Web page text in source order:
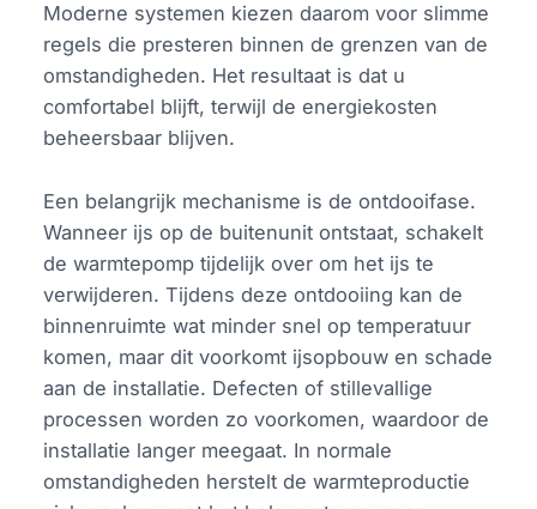
Moderne systemen kiezen daarom voor slimme
regels die presteren binnen de grenzen van de
omstandigheden. Het resultaat is dat u
comfortabel blijft, terwijl de energiekosten
beheersbaar blijven.
Een belangrijk mechanisme is de ontdooifase.
Wanneer ijs op de buitenunit ontstaat, schakelt
de warmtepomp tijdelijk over om het ijs te
verwijderen. Tijdens deze ontdooiing kan de
binnenruimte wat minder snel op temperatuur
komen, maar dit voorkomt ijsopbouw en schade
aan de installatie. Defecten of stillevallige
processen worden zo voorkomen, waardoor de
installatie langer meegaat. In normale
omstandigheden herstelt de warmteproductie